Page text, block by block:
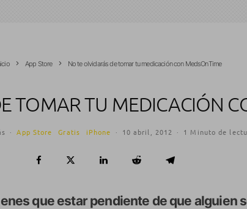
App Store No te olvidarás de tomar tu medicación con MedsOnTime
TOMAR TU MEDICACIÓN
· App Store Gratis iPhone · 10 abril, 2012 · 1 Minuto de
que estar pendiente de que alguien